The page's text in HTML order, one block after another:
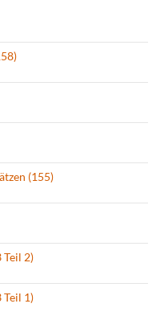
(155)
Teil 2)
Teil 1)